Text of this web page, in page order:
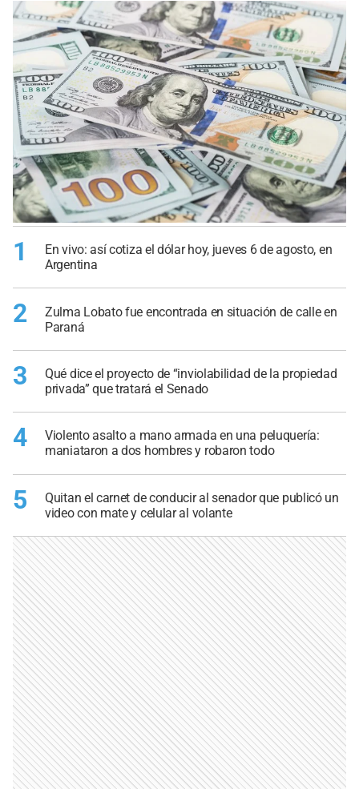
1
En vivo: así cotiza el dólar hoy, jueves 6 de agosto, en
Argentina
2
Zulma Lobato fue encontrada en situación de calle en
Paraná
3
Qué dice el proyecto de “inviolabilidad de la propiedad
privada” que tratará el Senado
4
Violento asalto a mano armada en una peluquería:
maniataron a dos hombres y robaron todo
5
Quitan el carnet de conducir al senador que publicó un
video con mate y celular al volante